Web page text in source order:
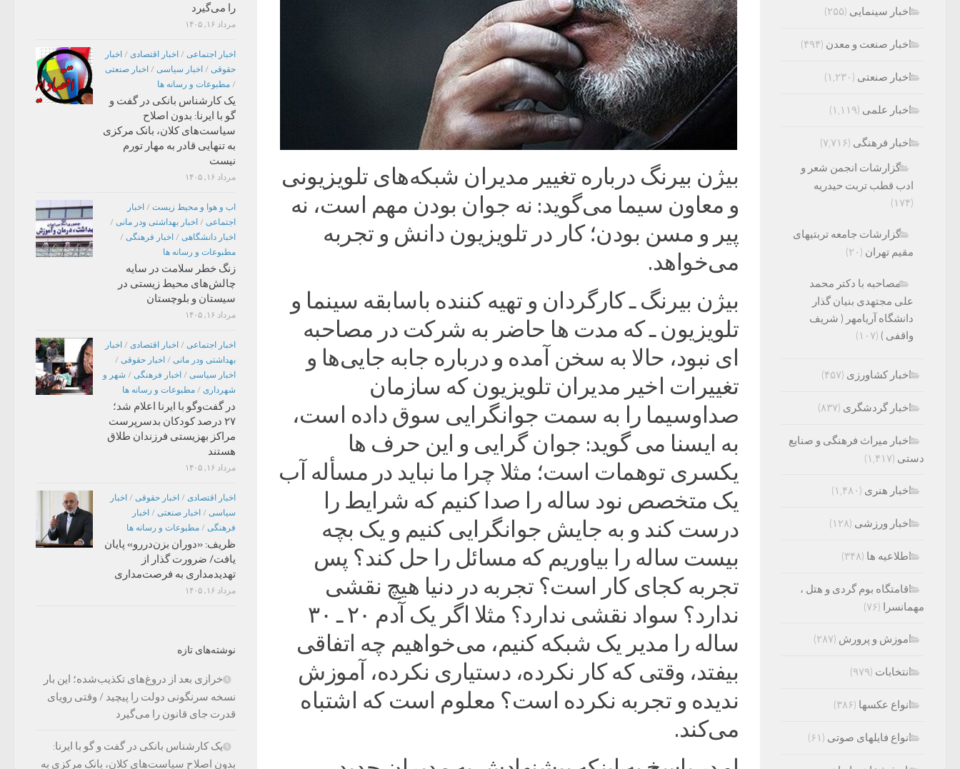
بیژن بیرنگ درباره تغییر مدیران شبکه‌های تلویزیونی
و معاون سیما می‌گوید: نه جوان بودن مهم است، نه
پیر و مسن بودن؛ کار در تلویزیون دانش و تجربه
می‌خواهد.
بیژن بیرنگ ـ کارگردان و تهیه کننده باسابقه سینما و
تلویزیون ـ که مدت ها حاضر به شرکت در مصاحبه
ای نبود، حالا به سخن آمده و درباره جابه جایی‌ها و
تغییرات اخیر مدیران تلویزیون که سازمان
صداوسیما را به سمت جوانگرایی سوق داده است،
به ایسنا می گوید: جوان گرایی و این حرف ها
یکسری توهمات است؛ مثلا چرا ما نباید در مسأله آب
یک متخصص نود ساله را صدا کنیم که شرایط را
درست کند و به جایش جوانگرایی کنیم و یک بچه
بیست ساله را بیاوریم که مسائل را حل کند؟ پس
تجربه کجای کار است؟ تجربه در دنیا هیچ نقشی
ندارد؟ سواد نقشی ندارد؟ مثلا اگر یک آدم ۲۰ ـ ۳۰
ساله را مدیر یک شبکه کنیم، می‌خواهیم چه اتفاقی
بیفتد، وقتی که کار نکرده، دستیاری نکرده، آموزش
ندیده و تجربه نکرده است؟ معلوم است که اشتباه
می‌کند.
را می‌گیرد
مرداد ۱۶, ۱۴۰۵
اخبار اجتماعی / اخبار اقتصادی / اخبار
حقوقی / اخبار سیاسی / اخبار صنعتی
/ مطبوعات و رسانه ها
یک کارشناس بانکی در گفت و
گو با ایرنا: بدون اصلاح
سیاست‌های کلان، بانک مرکزی
به تنهایی قادر به مهار تورم
نیست
مرداد ۱۶, ۱۴۰۵
اب و هوا و محیط زیست / اخبار
اجتماعی / اخبار بهداشتی ودر مانی /
اخبار دانشگاهی / اخبار فرهنگی /
مطبوعات و رسانه ها
زنگ خطر سلامت در سایه
چالش‌های محیط زیستی در
سیستان و بلوچستان
مرداد ۱۶, ۱۴۰۵
اخبار اجتماعی / اخبار اقتصادی / اخبار
بهداشتی ودر مانی / اخبار حقوقی /
اخبار سیاسی / اخبار فرهنگی / شهر و
شهرداری / مطبوعات و رسانه ها
در گفت‌وگو با ایرنا اعلام شد؛
۲۷ درصد کودکان بدسرپرست
مراکز بهزیستی فرزندان طلاق
هستند
مرداد ۱۶, ۱۴۰۵
اخبار اقتصادی / اخبار حقوقی / اخبار
سیاسی / اخبار صنعتی / اخبار
فرهنگی / مطبوعات و رسانه ها
ظریف: «دوران بزن‌دررو» پایان
یافت/ ضرورت گذار از
تهدیدمداری به فرصت‌مداری
مرداد ۱۶, ۱۴۰۵
نوشته‌های تازه
خرازی بعد از دروغ‌های تکذیب‌شده؛ این بار
نسخه سرنگونی دولت را پیچید / وقتی رویای
قدرت جای قانون را می‌گیرد
یک کارشناس بانکی در گفت و گو با ایرنا:
بدون اصلاح سیاست‌های کلان، بانک مرکزی به
اخبار سینمایی (۲۵۵)
اخبار صنعت و معدن (۴۹۴)
اخبار صنعتی (۱,۲۳۰)
اخبار علمی (۱,۱۱۹)
اخبار فرهنگی (۷,۷۱۶)
گزارشات انجمن شعر و
ادب قطب تربت حیدریه
(۱۷۴)
گزارشات جامعه تربتیهای
مقیم تهران (۲۰)
مصاحبه با دکتر محمد
علی مجتهدی بنیان گذار
دانشگاه آریامهر ( شریف
واقفی ) (۱۰۷)
اخبار کشاورزی (۴۵۷)
اخبار گردشگری (۸۳۷)
اخبار میراث فرهنگی و صنایع
دستی (۱,۴۱۷)
اخبار هنری (۱,۴۸۰)
اخبار ورزشی (۱۲۸)
اطلاعیه ها (۳۴۸)
اقامتگاه بوم گردی و هتل ،
مهمانسرا (۷۶)
اموزش و پرورش (۲۸۷)
انتخابات (۹۷۹)
انواع عکسها (۳۸۶)
انواع فایلهای صوتی (۶۱)